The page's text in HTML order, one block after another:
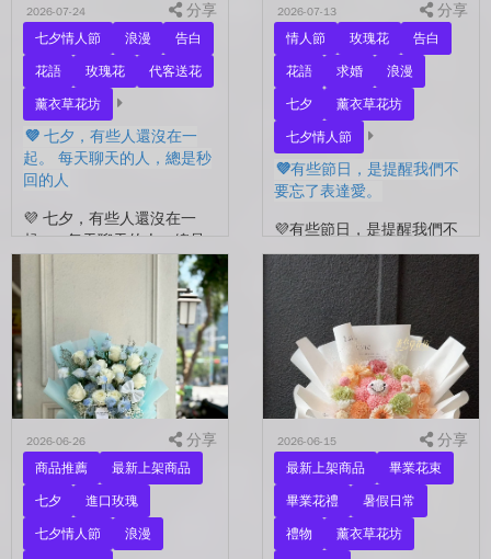
2026-07-24 分享
七夕情人節 浪漫
告白
花語
玫瑰花
代客送花
薰衣草花坊
💜 七夕，有些人還沒在一
起。 每天聊天的人，總是秒
回的人
💜 七夕，有些人還沒在一
起。 每天聊天的人，總是
秒回的人， 會記得你愛喝什
麼、喜歡什麼的人。 你們
沒有說過喜歡，卻早已習慣
彼此存在。 七夕快到...
2026-07-13 分享
情人節 玫瑰花
告白
花語
求婚
浪漫
七夕
薰衣草花坊
七夕情人節
💜有些節日，是提醒我們不
要忘了表達愛。
💜有些節日，是提醒我們不
要忘了表達愛。 平常的日
子，總是忙著工作、忙著生
活。 那些想說的謝謝、想
說的辛苦了、想說的我愛
你。 常常就這樣，留到了
下...
2026-06-26 分享
商品推薦
最新上架商品
七夕
進口玫瑰
七夕情人節
浪漫
2026-06-15 分享
最新上架商品
畢業花束
畢業花禮
暑假日常
禮物
薰衣草花坊